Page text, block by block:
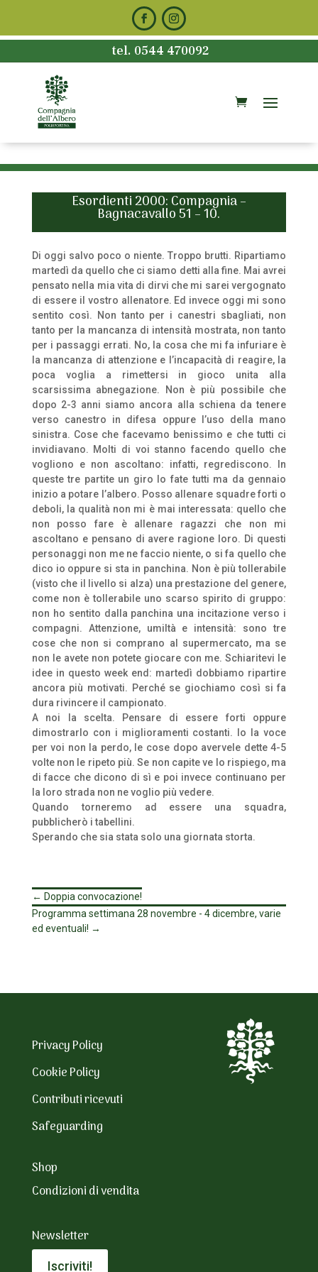
tel. 0544 470092
Esordienti 2000: Compagnia –
Bagnacavallo 51 – 10.
Di oggi salvo poco o niente. Troppo brutti. Ripartiamo
martedì da quello che ci siamo detti alla fine. Mai avrei
pensato nella mia vita di dirvi che mi sarei vergognato
di essere il vostro allenatore. Ed invece oggi mi sono
sentito così. Non tanto per i canestri sbagliati, non
tanto per la mancanza di intensità mostrata, non tanto
per i passaggi errati. No, la cosa che mi fa infuriare è
la mancanza di attenzione e l’incapacità di reagire, la
poca voglia a rimettersi in gioco unita alla
scarsissima abnegazione. Non è più possibile che
dopo 2-3 anni siamo ancora alla schiena da tenere
verso canestro in difesa oppure l’uso della mano
sinistra. Cose che facevamo benissimo e che tutti ci
invidiavano. Molti di voi stanno facendo quello che
vogliono e non ascoltano: infatti, regrediscono. In
queste tre partite un giro lo fate tutti ma da gennaio
inizio a potare l’albero. Posso allenare squadre forti o
deboli, la qualità non mi è mai interessata: quello che
non posso fare è allenare ragazzi che non mi
ascoltano e pensano di avere ragione loro. Di questi
personaggi non me ne faccio niente, o si fa quello che
dico io oppure si sta in panchina. Non è più tollerabile
(visto che il livello si alza) una prestazione del genere,
come non è tollerabile uno scarso spirito di gruppo:
non ho sentito dalla panchina una incitazione verso i
compagni. Attenzione, umiltà e intensità: sono tre
cose che non si comprano al supermercato, ma se
non le avete non potete giocare con me. Schiaritevi le
idee in questo week end: martedì dobbiamo ripartire
ancora più motivati. Perché se giochiamo così si fa
dura rivincere il campionato.
A noi la scelta. Pensare di essere forti oppure
dimostrarlo con i miglioramenti costanti. Io la voce
per voi non la perdo, le cose dopo avervele dette 4-5
volte non le ripeto più. Se non capite ve lo rispiego, ma
di facce che dicono di sì e poi invece continuano per
la loro strada non ne voglio più vedere.
Quando torneremo ad essere una squadra,
pubblicherò i tabellini.
Sperando che sia stata solo una giornata storta.
← Doppia convocazione!
Programma settimana 28 novembre - 4 dicembre, varie
ed eventuali! →
Privacy Policy
Cookie Policy
Contributi ricevuti
Safeguarding
Shop
Condizioni di vendita
Newsletter
Iscriviti!